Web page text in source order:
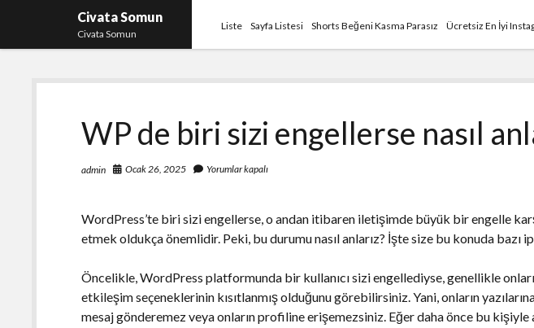
Civata Somun
Civata Somun
Liste Sayfa Listesi Shorts Beğeni Kasma Parasız Ücretsiz En İyi
WP de biri sizi engellerse nasıl
admin Ocak 26, 2025 Yorumlar kapalı
WordPress’te biri sizi engellerse, o andan itibaren iletişimde büyük bir engelle
etmek oldukça önemlidir. Peki, bu durumu nasıl anlarız? İşte size bu konuda bazı
Öncelikle, WordPress platformunda bir kullanıcı sizi engellediyse, genellikle
etkileşim seçeneklerinin kısıtlanmış olduğunu görebilirsiniz. Yani, onların
mesaj gönderemez veya onların profiline erişemezsiniz. Eğer daha önce bu